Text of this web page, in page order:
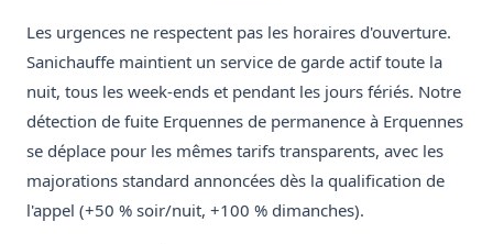
Les urgences ne respectent pas les horaires d'ouverture.
Sanichauffe maintient un service de garde actif toute la
nuit, tous les week-ends et pendant les jours fériés. Notre
détection de fuite Erquennes de permanence à Erquennes
se déplace pour les mêmes tarifs transparents, avec les
majorations standard annoncées dès la qualification de
l'appel (+50 % soir/nuit, +100 % dimanches).